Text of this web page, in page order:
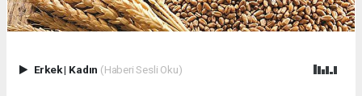
Erkek| Kadın (Haberi Sesli Oku)